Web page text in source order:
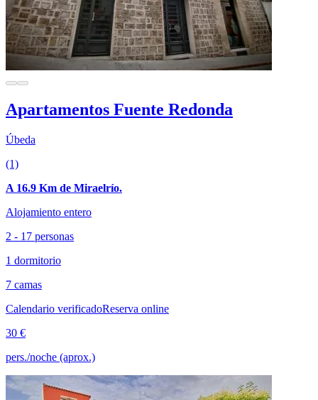
Apartamentos Fuente Redonda
Úbeda
(1)
A 16.9 Km de Miraelrío.
Alojamiento entero
2 - 17 personas
1 dormitorio
7 camas
Calendario verificadoReserva online
30 €
pers./noche (aprox.)